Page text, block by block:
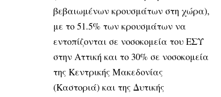
βεβαιωμένων κρουσμάτων στη χώρα),
με το 51.5% των κρουσμάτων να
εντοπίζο­νται σε νοσοκομεία του ΕΣΥ
στην Αττική και το 30% σε νοσοκομεία
της Κεντρικής Μακεδονίας
(Καστοριά) και της Δυτικής